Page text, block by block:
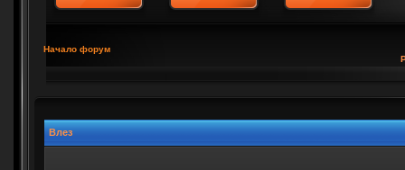
Начало форум
Влез